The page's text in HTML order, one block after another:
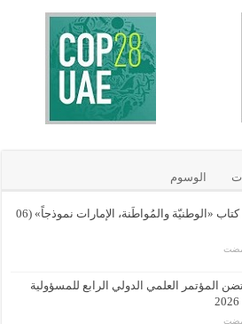
الوسوم
فصول من كتاب «الوطنيّة والمُواطَنة، الإمارات نموذجاً» (06
المؤتمر العلمي الدولي الرابع للمسؤولية